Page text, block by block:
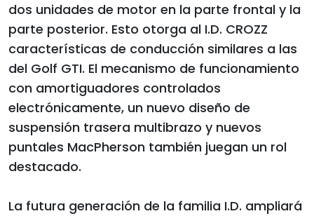
dos unidades de motor en la parte frontal y la
parte posterior. Esto otorga al I.D. CROZZ
características de conducción similares a las
del Golf GTI. El mecanismo de funcionamiento
con amortiguadores controlados
electrónicamente, un nuevo diseño de
suspensión trasera multibrazo y nuevos
puntales MacPherson también juegan un rol
destacado.
La futura generación de la familia I.D. ampliará